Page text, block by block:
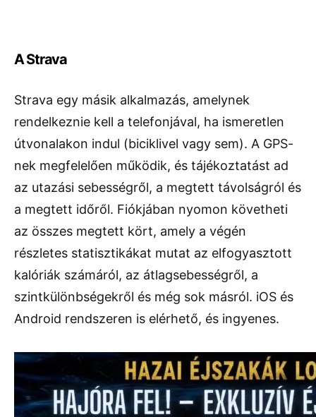
A Strava
Strava egy másik alkalmazás, amelynek
rendelkeznie kell a telefonjával, ha ismeretlen
útvonalakon indul (biciklivel vagy sem). A GPS-
nek megfelelően működik, és tájékoztatást ad
az utazási sebességről, a megtett távolságról és
a megtett időről. Fiókjában nyomon követheti
az összes megtett kört, amely a végén
részletes statisztikákat mutat az elfogyasztott
kalóriák számáról, az átlagsebességről, a
szintkülönbségekről és még sok másról. iOS és
Android rendszeren is elérhető, és ingyenes.